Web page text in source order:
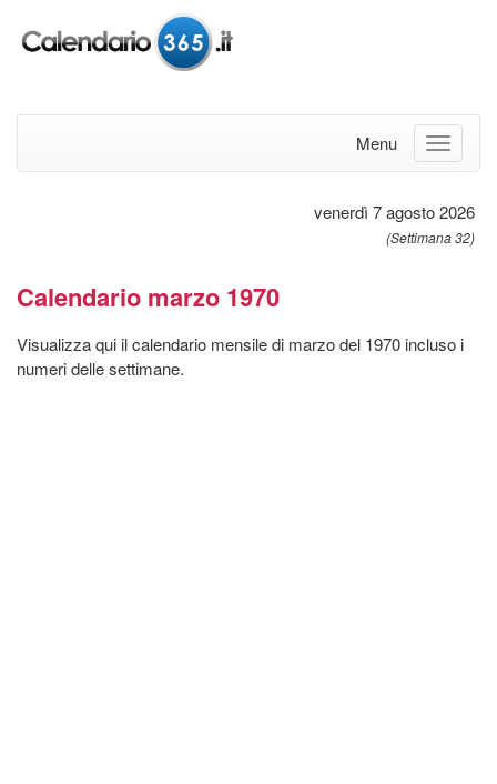
Menu
venerdì 7 agosto 2026
(Settimana 32)
Calendario marzo 1970
Visualizza qui il calendario mensile di marzo del 1970 incluso i
numeri delle settimane.